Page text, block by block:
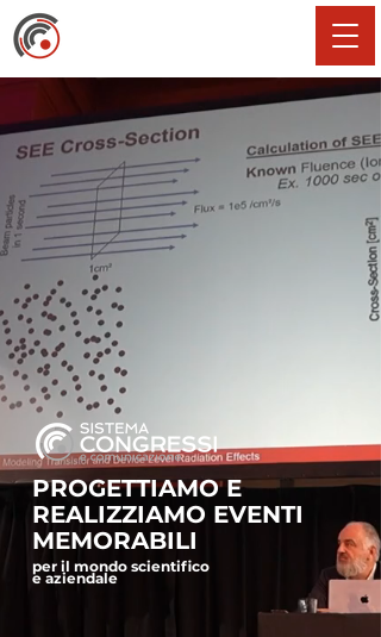
PROGETTIAMO E
REALIZZIAMO EVENTI
MEMORABILI
per il mondo scientifico
e aziendale